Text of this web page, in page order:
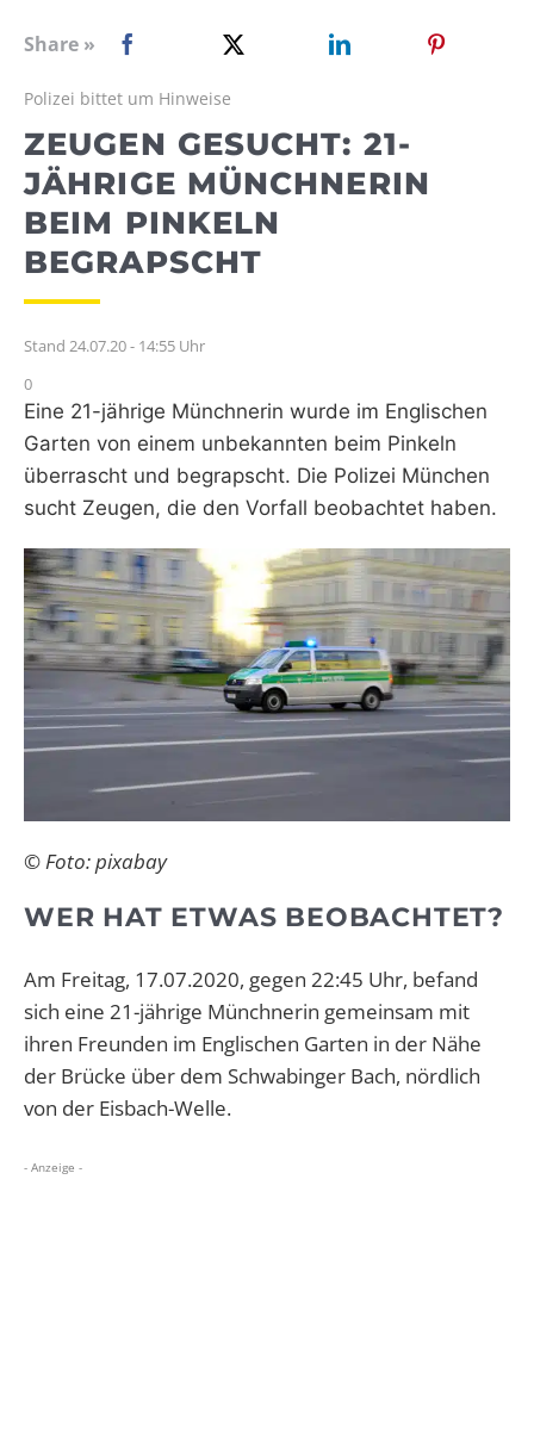
WEBRADIO
Share »
Polizei bittet um Hinweise
ZEUGEN GESUCHT: 21-
JÄHRIGE MÜNCHNERIN
BEIM PINKELN
BEGRAPSCHT
Stand 24.07.20 - 14:55 Uhr
0
Eine 21-jährige Münchnerin wurde im Englischen
Garten von einem unbekannten beim Pinkeln
überrascht und begrapscht. Die Polizei München
sucht Zeugen, die den Vorfall beobachtet haben.
© Foto: pixabay
WER HAT ETWAS BEOBACHTET?
Am Freitag, 17.07.2020, gegen 22:45 Uhr, befand
sich eine 21-jährige Münchnerin gemeinsam mit
ihren Freunden im Englischen Garten in der Nähe
der Brücke über dem Schwabinger Bach, nördlich
von der Eisbach-Welle.
- Anzeige -